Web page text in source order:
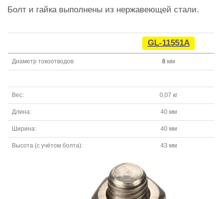
Болт и гайка выполнены из нержавеющей стали.
GL-11551A
Диаметр токоотводов: 8 мм
Вес: 0,07 кг
Длина: 40 мм
Ширина: 40 мм
Высота (с учётом болта): 43 мм